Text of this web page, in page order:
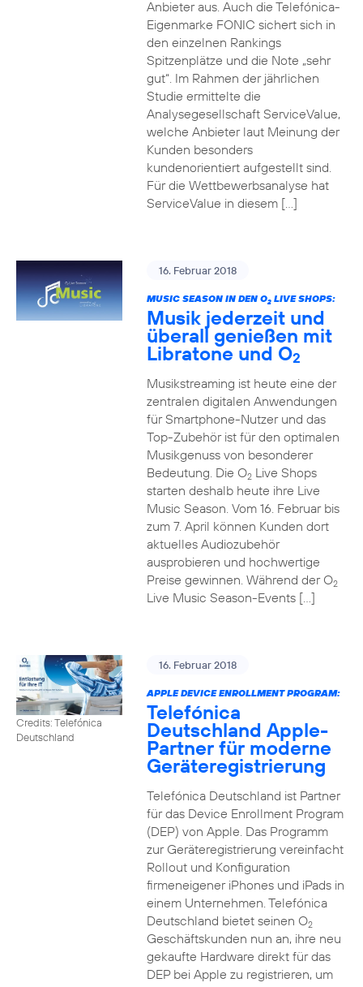
Anbieter aus. Auch die Telefónica-
Eigenmarke FONIC sichert sich in
den einzelnen Rankings
Spitzenplätze und die Note „sehr
gut“. Im Rahmen der jährlichen
Studie ermittelte die
Analysegesellschaft ServiceValue,
welche Anbieter laut Meinung der
Kunden besonders
kundenorientiert aufgestellt sind.
Für die Wettbewerbsanalyse hat
ServiceValue in diesem […]
16. Februar 2018
MUSIC SEASON IN DEN O2LIVE SHOPS:
Musik jederzeit und
überall genießen mit
Libratone und O2
Musikstreaming ist heute eine der
zentralen digitalen Anwendungen
für Smartphone-Nutzer und das
Top-Zubehör ist für den optimalen
Musikgenuss von besonderer
Bedeutung. Die O2Live Shops
starten deshalb heute ihre Live
Music Season. Vom 16. Februar bis
zum 7. April können Kunden dort
aktuelles Audiozubehör
ausprobieren und hochwertige
Preise gewinnen. Während der O2
Live Music Season-Events […]
Credits: Telefónica
Deutschland
16. Februar 2018
APPLE DEVICE ENROLLMENT PROGRAM:
Telefónica
Deutschland Apple-
Partner für moderne
Geräteregistrierung
Telefónica Deutschland ist Partner
für das Device Enrollment Program
(DEP) von Apple. Das Programm
zur Geräteregistrierung vereinfacht
Rollout und Konfiguration
firmeneigener iPhones und iPads in
einem Unternehmen. Telefónica
Deutschland bietet seinen O2
Geschäftskunden nun an, ihre neu
gekaufte Hardware direkt für das
DEP bei Apple zu registrieren, um